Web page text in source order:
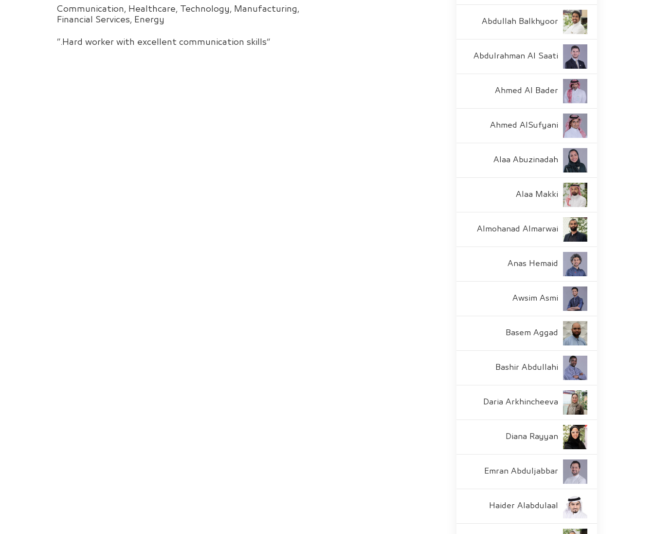
Abdullah Balkhyoor
Abdulrahman Al Saati
Ahmed Al Bader
Ahmed AlSufyani
Alaa Abuzinadah
Alaa Makki
Almohanad Almarwai
Anas Hemaid
Awsim Asmi
Basem Aggad
Bashir Abdullahi
Daria Arkhincheeva
Diana Rayyan
Emran Abduljabbar
Haider Alabdulaal
Communication, Healthcare, Technology, Manufacturing,
Financial Services, Energy
“Hard worker with excellent communication skills.”